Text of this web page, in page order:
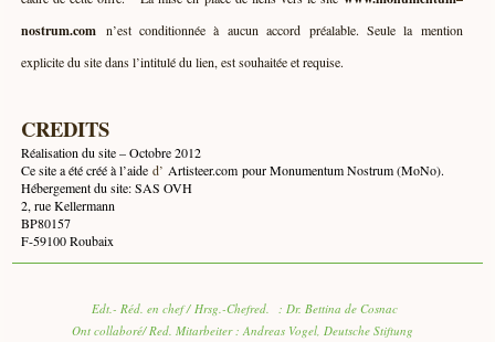
nostrum.com n’est conditionnée à aucun accord préalable. Seule la mention
explicite du site dans l’intitulé du lien, est souhaitée et requise.
CREDITS
Réalisation du site – Octobre 2012
Ce site a été créé à l’aide d’ Artisteer.com pour Monumentum Nostrum (MoNo).
Hébergement du site: SAS OVH
2, rue Kellermann
BP80157
F-59100 Roubaix
Edt.- Réd. en chef / Hrsg.-Chefred. : Dr. Bettina de Cosnac
Ont collaboré/ Red. Mitarbeiter : Andreas Vogel, Deutsche Stiftung